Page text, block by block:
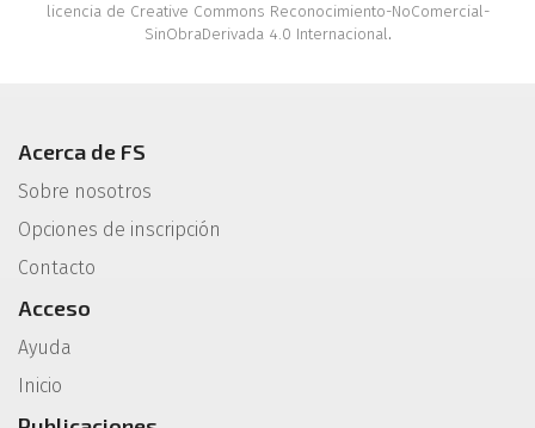
licencia de Creative Commons Reconocimiento-NoComercial-
SinObraDerivada 4.0 Internacional.
Acerca de FS
Sobre nosotros
Opciones de inscripción
Contacto
Acceso
Ayuda
Inicio